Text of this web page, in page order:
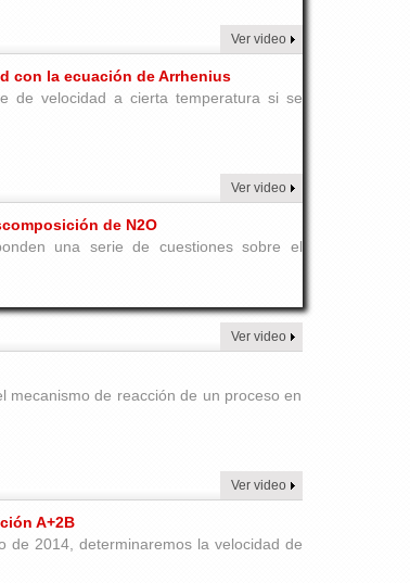
Ver video
con la ecuación de Arrhenius
de velocidad a cierta temperatura si se
Ver video
de N2O
una serie de cuestiones sobre el
Ver video
mecanismo de reacción de un proceso en
Ver video
A+2B
de 2014, determinaremos la velocidad de